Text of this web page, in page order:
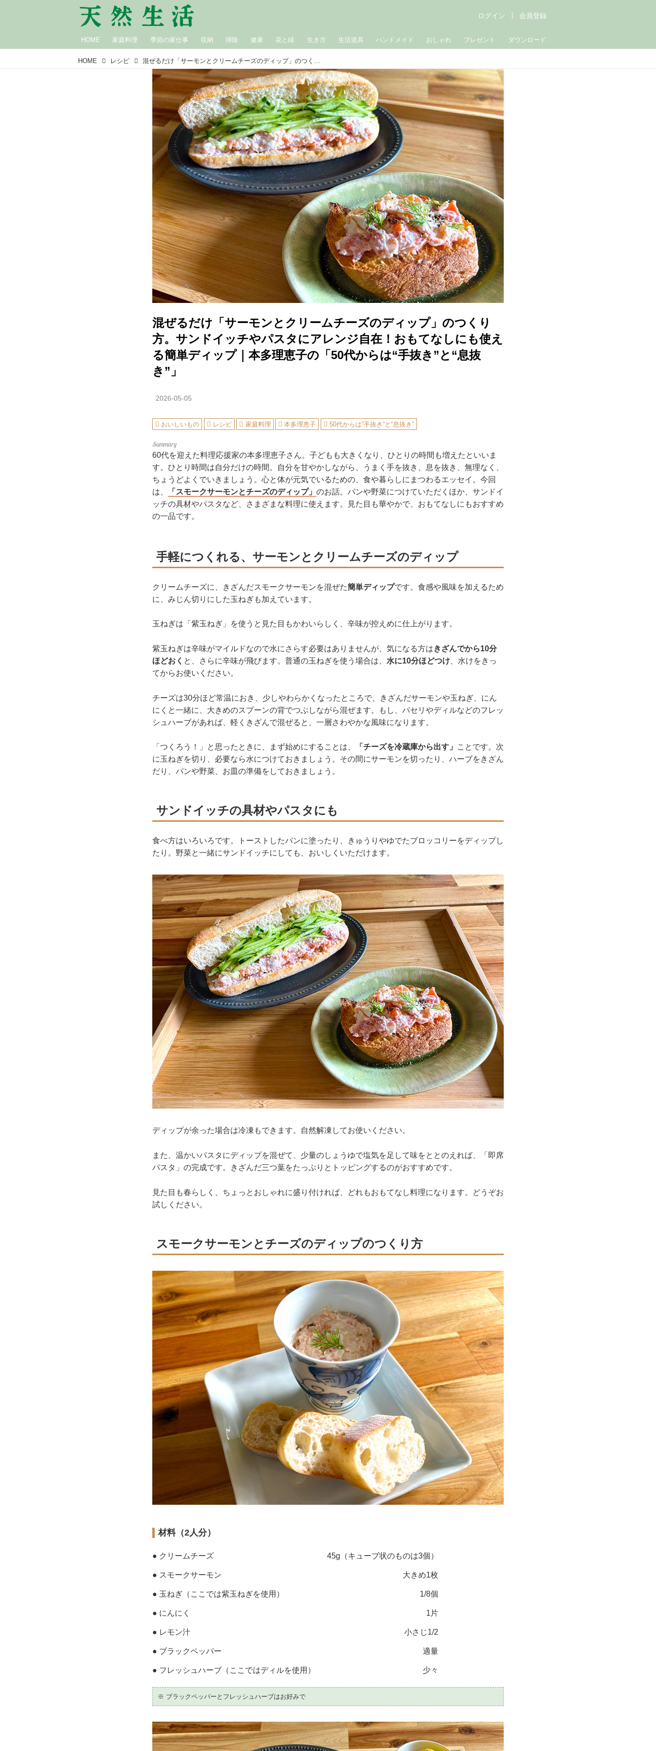
HOME 家庭料理 季節の家仕事 収納 掃除 健康 花と緑 生き方 生活道具 ハンドメイド おしゃれ プレゼント ダウンロード
ログイン 会員登録
HOME レシピ 混ぜるだけ「サーモンとクリームチーズのディップ」のつくり方。サンドイッチやパスタにアレンジ自在！おもてなしにも使える簡単ディップ｜本多理恵子の「50代からは“手抜き”と“息抜き”」
混ぜるだけ「サーモンとクリームチーズのディップ」のつくり
方。サンドイッチやパスタにアレンジ自在！おもてなしにも使え
る簡単ディップ｜本多理恵子の「50代からは“手抜き”と“息抜
き”」
2026-05-05
おいしいもの レシピ 家庭料理 本多理恵子 50代からは“手抜き”と“息抜き”
60代を迎えた料理応援家の本多理恵子さん。子どもも大きくなり、ひとりの時間も増えたといいま
す。ひとり時間は自分だけの時間。自分を甘やかしながら、うまく手を抜き、息を抜き、無理なく、
ちょうどよくでいきましょう。心と体が元気でいるための、食や暮らしにまつわるエッセイ。今回
は、
「スモークサーモンとチーズのディップ」 のお話。パンや野菜につけていただくほか、サンドイ
ッチの具材やパスタなど、さまざまな料理に使えます。見た目も華やかで、おもてなしにもおすすめ
の一品です。
手軽につくれる、サーモンとクリームチーズのディップ
クリームチーズに、きざんだスモークサーモンを混ぜた簡単ディップです。食感や風味を加えるため
に、みじん切りにした玉ねぎも加えています。
玉ねぎは「紫玉ねぎ」を使うと見た目もかわいらしく、辛味が控えめに仕上がります。
紫玉ねぎは辛味がマイルドなので水にさらす必要はありませんが、気になる方はきざんでから10分
ほどおく と、さらに辛味が飛びます。普通の玉ねぎを使う場合は、 水に10分ほどつけ 、水けをきっ
てからお使いください。
チーズは30分ほど常温におき、少しやわらかくなったところで、きざんだサーモンや玉ねぎ、にん
にくと一緒に、大きめのスプーンの背でつぶしながら混ぜます。もし、パセリやディルなどのフレッ
シュハーブがあれば、軽くきざんで混ぜると、一層さわやかな風味になります。
「つくろう！」と思ったときに、まず始めにすることは、 「チーズを冷蔵庫から出す」
ことです。次
に玉ねぎを切り、必要なら水につけておきましょう。その間にサーモンを切ったり、ハーブをきざん
だり、パンや野菜、お皿の準備をしておきましょう。
サンドイッチの具材やパスタにも
食べ方はいろいろです。トーストしたパンに塗ったり、きゅうりやゆでたブロッコリーをディップし
たり。野菜と一緒にサンドイッチにしても、おいしくいただけます。
ディップが余った場合は冷凍もできます。自然解凍してお使いください。
また、温かいパスタにディップを混ぜて、少量のしょうゆで塩気を足して味をととのえれば、「即席
パスタ」の完成です。きざんだ三つ葉をたっぷりとトッピングするのがおすすめです。
見た目も春らしく、ちょっとおしゃれに盛り付ければ、どれもおもてなし料理になります。どうぞお
試しください。
スモークサーモンとチーズのディップのつくり方
材料（2人分）
● クリームチーズ 45g（キューブ状のものは3個）
● スモークサーモン 大きめ1枚
● 玉ねぎ（ここでは紫玉ねぎを使用） 1/8個
● にんにく 1片
● レモン汁 小さじ1/2
● ブラックペッパー 適量
● フレッシュハーブ（ここではディルを使用） 少々
※ ブラックペッパーとフレッシュハーブはお好みで